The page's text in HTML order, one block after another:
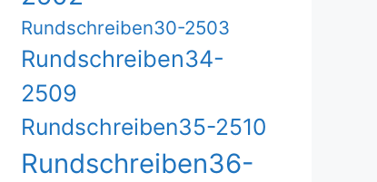
Rundschreiben30-2503
Rundschreiben34-
2509
Rundschreiben35-2510
Rundschreiben36-